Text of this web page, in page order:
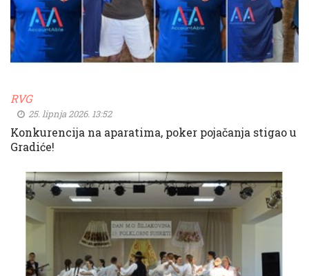
RVG
25. lipnja 2026. 13:52
Konkurencija na aparatima, poker pojačanja stigao u
Gradiće!